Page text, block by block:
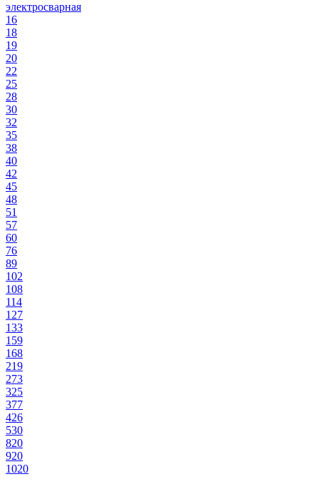
электросварная
16
18
19
20
22
25
28
30
32
35
38
40
42
45
48
51
57
60
76
89
102
108
114
127
133
159
168
219
273
325
377
426
530
820
920
1020